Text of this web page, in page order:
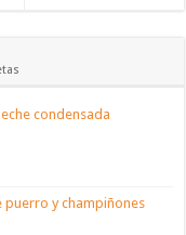
condensada
puerro y champiñones